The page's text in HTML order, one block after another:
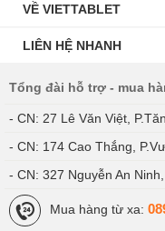
VỀ VIETTABLET
LIÊN HỆ NHANH
Tổng đài hỗ trợ - mua
- CN: 27 Lê Văn Việt,
- CN: 174 Cao Thắng,
- CN: 327 Nguyễn An
Mua hàng từ xa: